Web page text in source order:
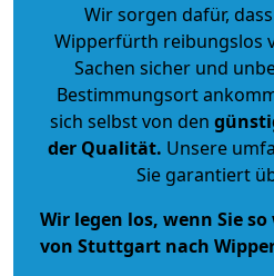
Wir sorgen dafür,
Wipperfürth reibungslos
Sachen sicher und
Bestimmungsort
sich selbst von den
der Qualität. Unsere
Sie garantiert
Wir legen los, wenn Sie
von Stuttgart nach